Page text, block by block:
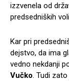
izzvenela od
predsedniških
Kar pri
dejstvo, da ima
vedno nekdanji
Vučko. Tudi